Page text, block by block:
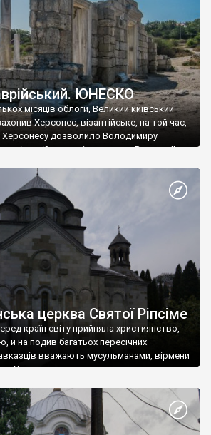
ЮНЕСКО
місяців облоги, Великий київський
Херсонес, візантійське, на той час,
Херсонесу дозволило Володимиру
візантійському імператору Василю ІІ, та
язичник, став Василем-християнином.
Русі. На честь Херсонесу Таврійського
церква Святої Ріпсіме
країн світу прийняла християнство,
й на подив багатьох пересічних
кавказців вважають мусульманами, вірмени
Христа